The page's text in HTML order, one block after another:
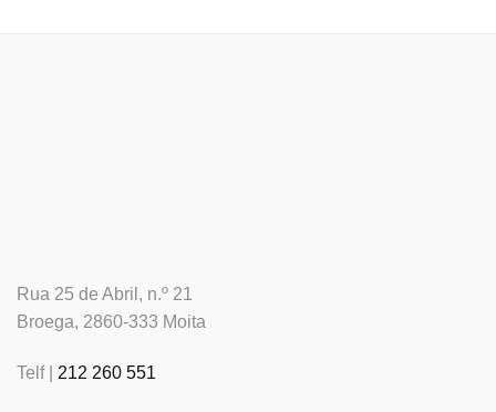
Rua 25 de Abril, n.º 21
Broega, 2860-333 Moita
Telf | 212 260 551